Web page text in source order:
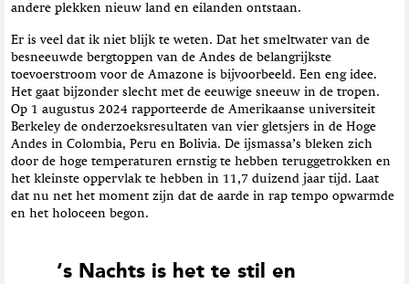
andere plekken nieuw land en eilanden ontstaan.
Er is veel dat ik niet blijk te weten. Dat het smeltwater van de
besneeuwde bergtoppen van de Andes de belangrijkste
toevoerstroom voor de Amazone is bijvoorbeeld. Een eng idee.
Het gaat bijzonder slecht met de eeuwige sneeuw in de tropen.
Op 1 augustus 2024 rapporteerde de Amerikaanse universiteit
Berkeley de onderzoeksresultaten van vier gletsjers in de Hoge
Andes in Colombia, Peru en Bolivia. De ijsmassa’s bleken zich
door de hoge temperaturen ernstig te hebben teruggetrokken en
het kleinste oppervlak te hebben in 11,7 duizend jaar tijd. Laat
dat nu net het moment zijn dat de aarde in rap tempo opwarmde
en het holoceen begon.
‘s Nachts is het te stil en